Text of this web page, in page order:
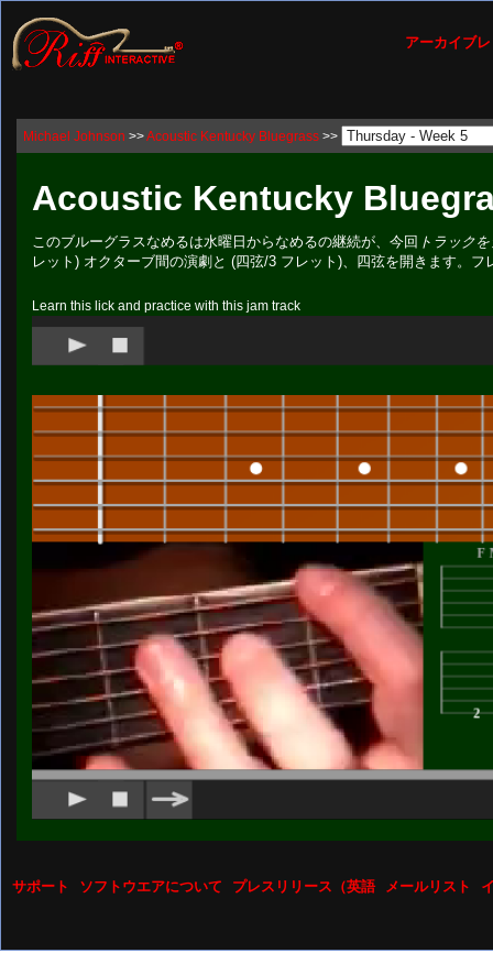
アーカイブ
Michael Johnson >>Acoustic Kentucky Bluegrass >>
Acoustic Kentucky
このブルーグラスなめるは水曜日からなめるの継続が、今回 トラック
レット) オクターブ間の演劇と (四弦/3 フレット)、四弦を開きます。
Learn this lick and practice with this jam track
サポート ソフトウエアについて プレスリリース（英語 メールリスト